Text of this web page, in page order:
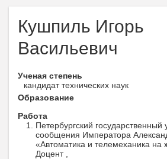
Кушпиль Игорь
Васильевич
Ученая степень
кандидат технических наук
Образование
Работа
Петербургский государственный
сообщения Императора
«Автоматика и телемеханика на
Доцент ,